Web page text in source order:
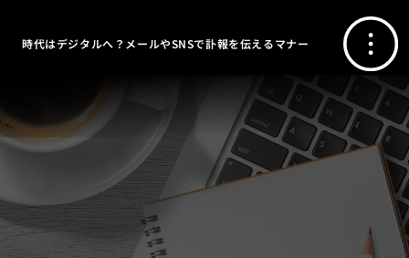
時代はデジタルへ？メールやSNSで訃報を伝えるマナー